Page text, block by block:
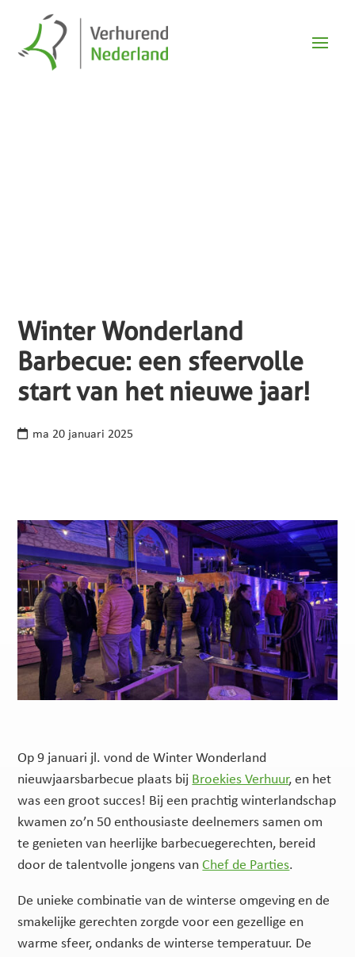
Winter Wonderland
Barbecue: een sfeervolle
start van het nieuwe jaar!
ma 20 januari 2025
Op 9 januari jl. vond de Winter Wonderland
nieuwjaarsbarbecue plaats bij Broekies Verhuur, en het
was een groot succes! Bij een prachtig winterlandschap
kwamen zo’n 50 enthousiaste deelnemers samen om
te genieten van heerlijke barbecuegerechten, bereid
door de talentvolle jongens vanChef de Parties.
De unieke combinatie van de winterse omgeving en de
smakelijke gerechten zorgde voor een gezellige en
warme sfeer, ondanks de winterse temperatuur. De